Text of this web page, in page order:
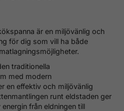
är en miljövänlig och
för dig som vill ha både
traditionella
med modern
en effektiv och miljövänlig
runt eldstaden ger
från eldningen till